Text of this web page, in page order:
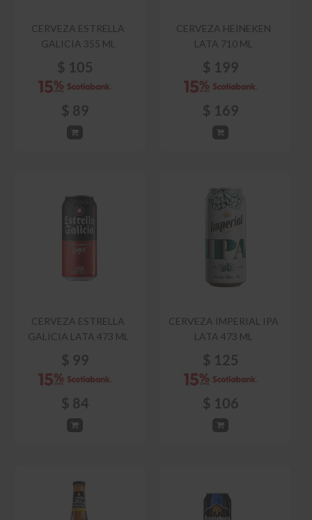
CERVEZA ESTRELLA
GALICIA 355 ML
$ 105
$ 89
CERVEZA HEINEKEN
LATA 710 ML
$ 199
$ 169
CERVEZA ESTRELLA
GALICIA LATA 473 ML
$ 99
$ 84
CERVEZA IMPERIAL IPA
LATA 473 ML
$ 125
$ 106